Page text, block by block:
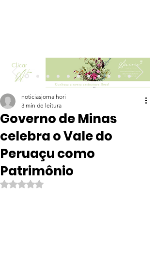
Clicar
Governo de Minas
celebra o Vale do
Peruaçu como
Patrimônio
noticiasjornalhori
3 min de leitura
Avaliado com NaN de 5 estrelas.